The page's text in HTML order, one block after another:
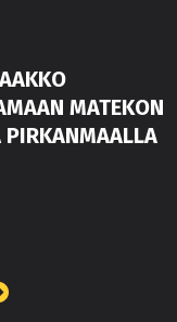
MATEKON